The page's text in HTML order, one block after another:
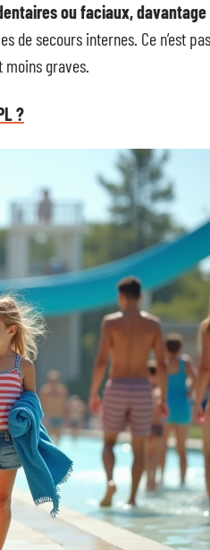
ou faciaux, davantage
de secours internes. Ce n’est
moins graves.
?